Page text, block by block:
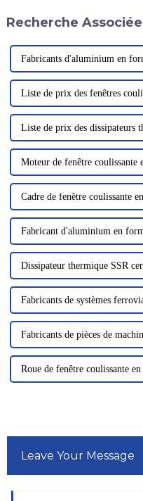
l'héliport sur le navire...
Recherche Associée
Fabricants d'aluminium en
Liste de prix des fenêtres
Liste de prix des dissipateurs
Moteur de fenêtre coulissante
Cadre de fenêtre coulissante
Fabricant d'aluminium en
Dissipateur thermique SSR
Fabricants de systèmes
Fabricants de pièces de
Roue de fenêtre coulissante
Leave Your Message